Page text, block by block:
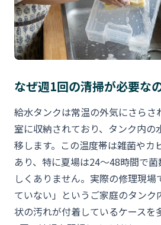
なぜ週1回の清掃が必要な
給水タンクは常温の外気にさら
室に収納されており、タンク内の
移します。この温度帯は雑菌やカ
あり、特に夏場は24〜48時間で
しくありません。実際の修理現
ていない」というご家庭のタン
状の汚れが付着しているケースを